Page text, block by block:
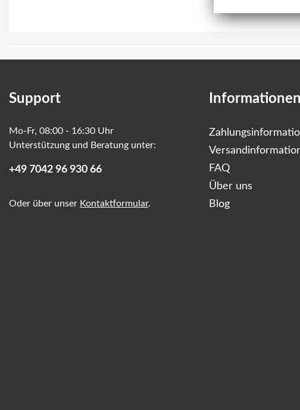
Support
Mo-Fr, 08:00 - 16:30 Uhr
Unterstützung und Beratung unter:
+49 7042 96 930 66
Oder über unser Kontaktformular.
Informationen
FAQ
Über uns
Blog